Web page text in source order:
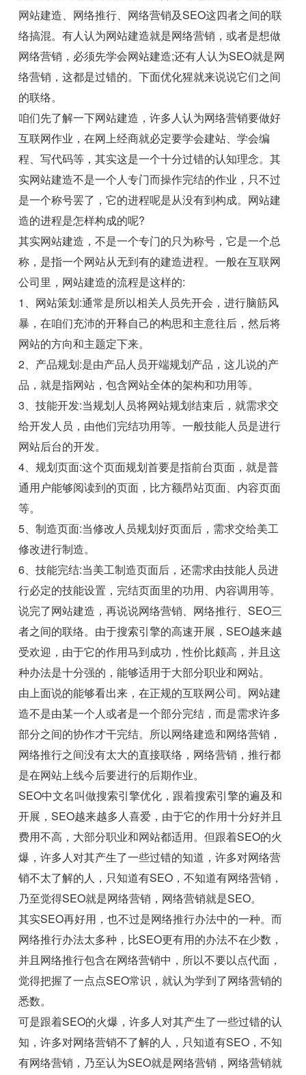
网站建造、网络推行、网络营销及SEO这四者之间的联
络搞混。有人认为网站建造就是网络营销，或者是想做
网络营销，必须先学会网站建造;还有人认为SEO就是网
络营销，这都是过错的。下面优化猩就来说说它们之间
的联络。
咱们先了解一下网站建造，许多人认为网络营销要做好
互联网作业，在网上经商就必定要学会建站、学会编
程、写代码等，其实这是一个十分过错的认知理念。其
实网站建造不是一个人专门而操作完结的作业，只不过
是一个称号罢了，它的进程呢是从没有到构成。网站建
造的进程是怎样构成的呢?
其实网站建造，不是一个专门的只为称号，它是一个总
称，是指一个网站从无到有的建造进程。一般在互联网
公司里，网站建造的流程是这样的:
1、网站策划:通常是所以相关人员先开会，进行脑筋风
暴，在咱们充沛的开释自己的构思和主意往后，然后将
网站的方向和主题定下来。
2、产品规划:是由产品人员开端规划产品，这儿说的产
品，就是指网站，包含网站全体的架构和功用等。
3、技能开发:当规划人员将网站规划结束后，就需求交
给开发人员，由他们完结功用等。一般技能人员是进行
网站后台的开发。
4、规划页面:这个页面规划首要是指前台页面，就是普
通用户能够阅读到的页面，比方额昂站页面、内容页面
等。
5、制造页面:当修改人员规划好页面后，需求交给美工
修改进行制造。
6、技能完结:当美工制造页面后，还需求由技能人员进
行必定的技能设置，完结页面里的功用、内容调用等。
说完了网站建造，再说说网络营销、网络推行、SEO三
者之间的联络。由于搜索引擎的高速开展，SEO越来越
受欢迎，由于它的作用马到成功，性价比颇高，并且这
种办法是十分强的，能够适用于大部分职业和网站。
由上面说的能够看出来，在正规的互联网公司。网站建
造不是由某一个人或者是一个部分完结，而是需求许多
部分之间的协作才干完结。所以网络建造和网络营销，
网络推行之间没有太大的直接联络，网络营销，推行都
是在网站上线今后要进行的后期作业。
SEO中文名叫做搜索引擎优化，跟着搜索引擎的遍及和
开展，SEO越来越多人喜爱，由于它的作用十分好并且
费用不高，大部分职业和网站都适用。但跟着SEO的火
爆，许多人对其产生了一些过错的知道，许多对网络营
销不太了解的人，只知道有SEO，不知道有网络营销，
乃至觉得SEO就是网络营销，网络营销就是SEO。
其实SEO再好用，也不过是网络推行办法中的一种。而
网络推行办法太多种，比SEO更有用的办法不在少数，
并且网络推行包含在网络营销中，所以不要以点代面，
觉得把握了一点点SEO常识，就认为学到了网络营销的
悉数。
可是跟着SEO的火爆，许多人对其产生了一些过错的认
知，许多对网络营销不了解的人，只知道有SEO，不知
有网络营销，乃至认为SEO就是网络营销，网络营销就